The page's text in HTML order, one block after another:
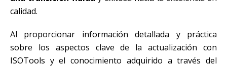
calidad.
Al proporcionar información detallada y práctica
sobre los aspectos clave de la actualización con
ISOTools y el conocimiento adquirido a través del